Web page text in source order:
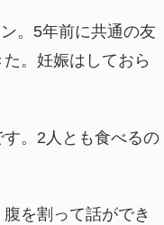
。5年前に共通の友
。妊娠はしておら
。2人とも食べるの
を割って話ができ